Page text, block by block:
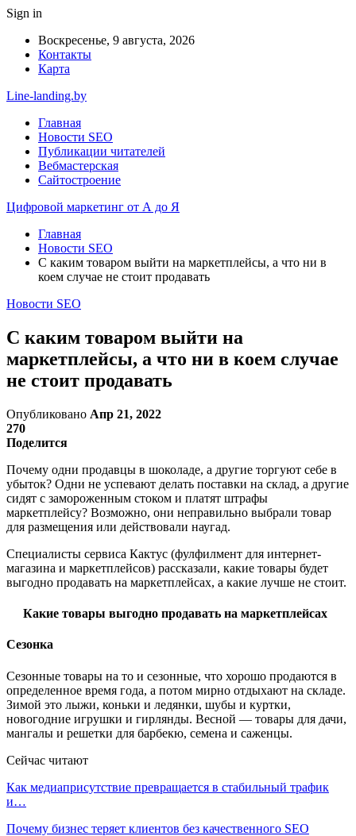
Sign in
Воскресенье, 9 августа, 2026
Контакты
Карта
Line-landing.by
Главная
Новости SEO
Публикации читателей
Вебмастерская
Сайтостроение
Цифровой маркетинг от А до Я
Главная
Новости SEO
С каким товаром выйти на маркетплейсы, а что ни в
коем случае не стоит продавать
Новости SEO
С каким товаром выйти на
маркетплейсы, а что ни в коем случае
не стоит продавать
Опубликовано Апр 21, 2022
270
Поделится
Почему одни продавцы в шоколаде, а другие торгуют себе в
убыток? Одни не успевают делать поставки на склад, а другие
сидят с замороженным стоком и платят штрафы
маркетплейсу? Возможно, они неправильно выбрали товар
для размещения или действовали наугад.
Специалисты сервиса Кактус (фулфилмент для интернет-
магазина и маркетплейсов) рассказали, какие товары будет
выгодно продавать на маркетплейсах, а какие лучше не стоит.
Какие товары выгодно продавать на маркетплейсах
Сезонка
Сезонные товары на то и сезонные, что хорошо продаются в
определенное время года, а потом мирно отдыхают на складе.
Зимой это лыжи, коньки и ледянки, шубы и куртки,
новогодние игрушки и гирлянды. Весной — товары для дачи,
мангалы и решетки для барбекю, семена и саженцы.
Сейчас читают
Как медиаприсутствие превращается в стабильный трафик
и…
Почему бизнес теряет клиентов без качественного SEO